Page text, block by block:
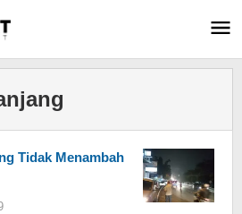
Tidak Menambah